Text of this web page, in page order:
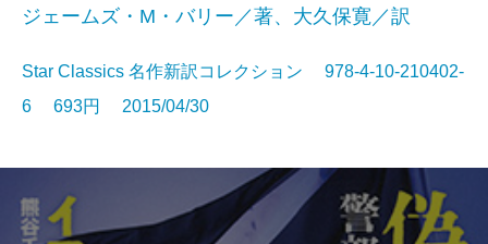
ジェームズ・M・バリー／著、大久保寛／訳
Star Classics 名作新訳コレクション 978-4-10-210402-
6 693円 2015/04/30